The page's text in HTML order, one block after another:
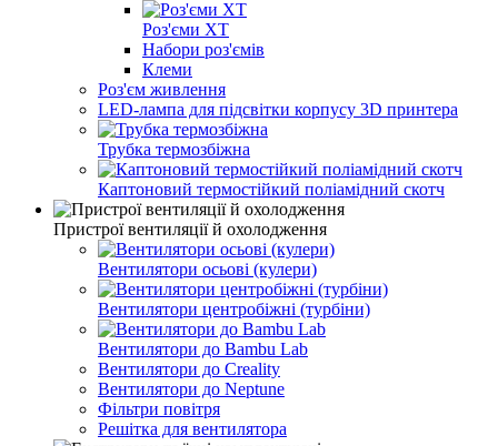
Роз'єми ХТ
Набори роз'ємів
Клеми
Роз'єм живлення
LED-лампа для підсвітки корпусу 3D принтера
Трубка термозбіжна
Каптоновий термостійкий поліамідний скотч
Пристрої вентиляції й охолодження
Вентилятори осьові (кулери)
Вентилятори центробіжні (турбіни)
Вентилятори до Bambu Lab
Вентилятори до Creality
Вентилятори до Neptune
Фільтри повітря
Решітка для вентилятора